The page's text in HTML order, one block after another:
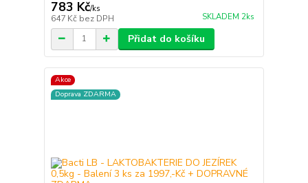
783 Kč/ks
647 Kč bez DPH SKLADEM 2ks
Přidat do košíku
Akce
Doprava ZDARMA